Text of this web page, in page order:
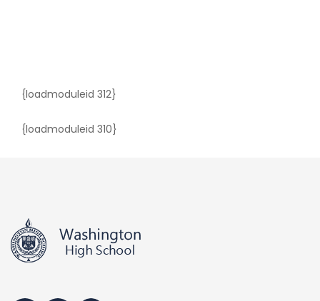
{loadmoduleid 312}
{loadmoduleid 310}